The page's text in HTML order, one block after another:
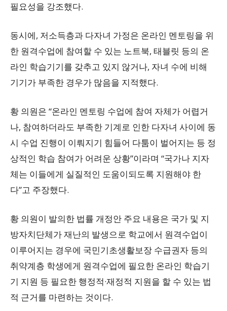
필요성을 강조했다.
동시에, 저소득층과 다자녀 가정은 온라인 멘토링을 위
한 원격수업에 참여할 수 있는 노트북, 태블릿 등의 온
라인 학습기기를 갖추고 있지 않거나, 자녀 수에 비해
기기가 부족한 경우가 많음을 지적했다.
황 의원은 “온라인 멘토링 수업에 참여 자체가 어렵거
나, 참여하더라도 부족한 기계로 인한 다자녀 사이에 동
시 수업 진행이 이뤄지기 힘들어 다툼이 벌어지는 등 정
상적인 학습 참여가 어려운 상황”이라며 “국가나 지자
체는 이들에게 실질적인 도움이되도록 지원해야 한
다”고 주장했다.
황 의원이 발의한 법률 개정안 주요 내용은 국가 및 지
방자치단체가 재난의 발생으로 학교에서 원격수업이
이루어지는 경우에 국민기초생활보장 수급권자 등의
취약계층 학생에게 원격수업에 필요한 온라인 학습기
기 지원 등 필요한 행정적·재정적 지원을 할 수 있는 법
적 근거를 마련하는 것이다.